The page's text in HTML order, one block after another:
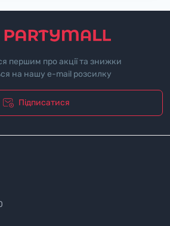
першим про акції та знижки
на нашу e-mail розсилку
Підписатися